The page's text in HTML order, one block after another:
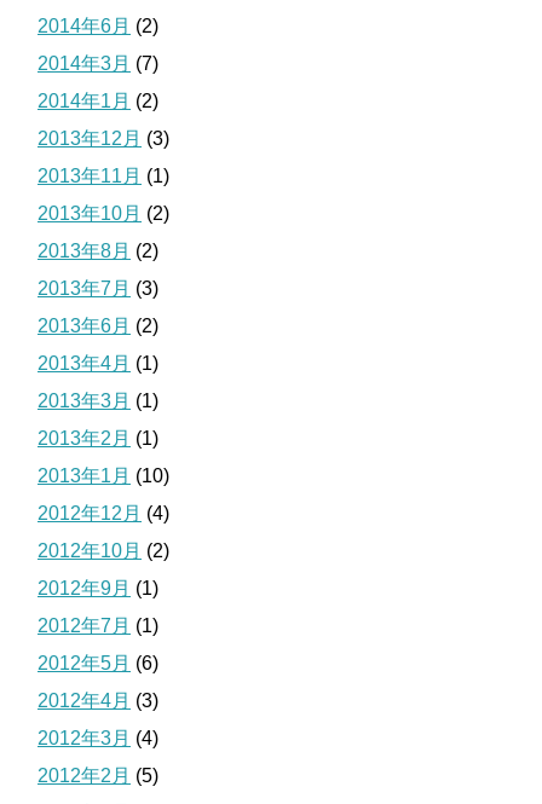
2014年6月 (2)
2014年3月 (7)
2014年1月 (2)
2013年12月 (3)
2013年11月 (1)
2013年10月 (2)
2013年8月 (2)
2013年7月 (3)
2013年6月 (2)
2013年4月 (1)
2013年3月 (1)
2013年2月 (1)
2013年1月 (10)
2012年12月 (4)
2012年10月 (2)
2012年9月 (1)
2012年7月 (1)
2012年5月 (6)
2012年4月 (3)
2012年3月 (4)
2012年2月 (5)